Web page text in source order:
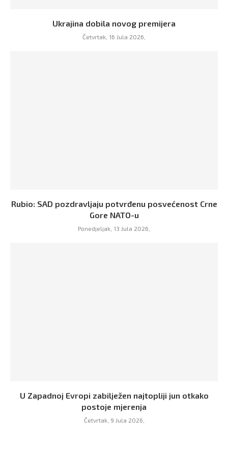
Ukrajina dobila novog premijera
Četvrtak, 16 Jula 2026,
Rubio: SAD pozdravljaju potvrđenu posvećenost Crne
Gore NATO-u
Ponedjeljak, 13 Jula 2026,
U Zapadnoj Evropi zabilježen najtopliji jun otkako
postoje mjerenja
Četvrtak, 9 Jula 2026,